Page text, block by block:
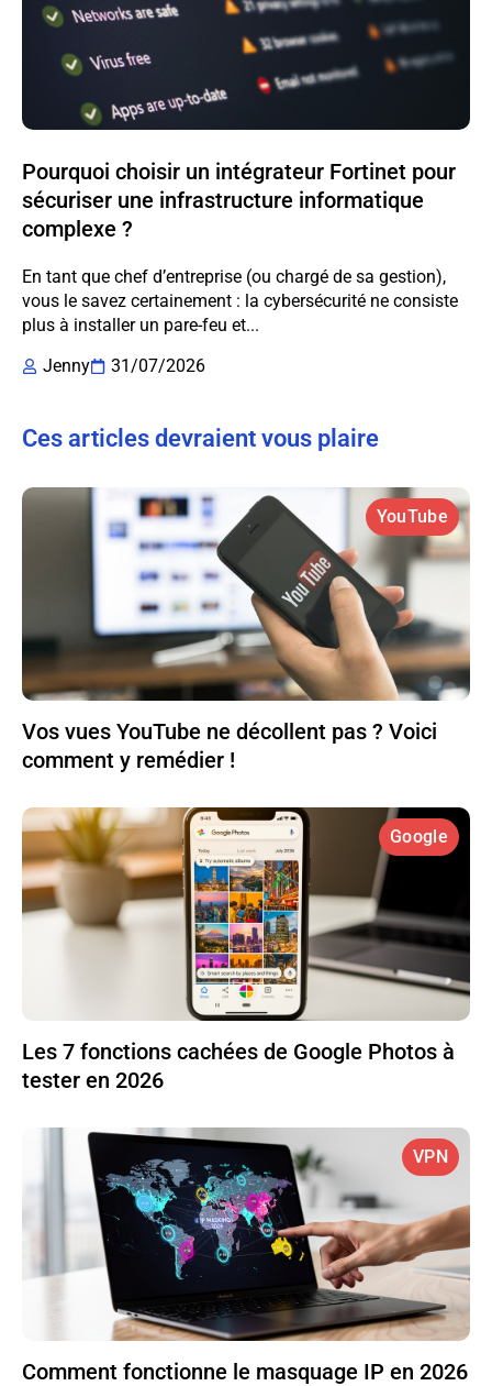
Pourquoi choisir un intégrateur Fortinet pour
sécuriser une infrastructure informatique
complexe ?
En tant que chef d’entreprise (ou chargé de sa gestion),
vous le savez certainement : la cybersécurité ne consiste
plus à installer un pare-feu et...
Jenny
31/07/2026
Ces articles devraient vous plaire
YouTube
Vos vues YouTube ne décollent pas ? Voici
comment y remédier !
Google
Les 7 fonctions cachées de Google Photos à
tester en 2026
VPN
Comment fonctionne le masquage IP en 2026